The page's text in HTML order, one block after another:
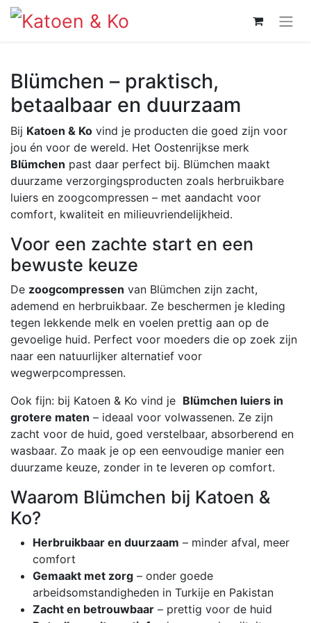
Blümchen – praktisch,
betaalbaar en duurzaam
Bij Katoen & Ko vind je producten die goed zijn voor
jou én voor de wereld. Het Oostenrijkse merk
Blümchen past daar perfect bij. Blümchen maakt
duurzame verzorgingsproducten zoals herbruikbare
luiers en zoogcompressen – met aandacht voor
comfort, kwaliteit en milieuvriendelijkheid.
Voor een zachte start en een
bewuste keuze
De zoogcompressen van Blümchen zijn zacht,
ademend en herbruikbaar. Ze beschermen je kleding
tegen lekkende melk en voelen prettig aan op de
gevoelige huid. Perfect voor moeders die op zoek zijn
naar een natuurlijker alternatief voor
wegwerpcompressen.
Ook fijn: bij Katoen & Ko vind je Blümchen luiers in
grotere maten – ideaal voor volwassenen. Ze zijn
zacht voor de huid, goed verstelbaar, absorberend en
wasbaar. Zo maak je op een eenvoudige manier een
duurzame keuze, zonder in te leveren op comfort.
Waarom Blümchen bij Katoen &
Ko?
Herbruikbaar en duurzaam – minder afval, meer
comfort
Gemaakt met zorg – onder goede
arbeidsomstandigheden in Turkije en Pakistan
Zacht en betrouwbaar – prettig voor de huid